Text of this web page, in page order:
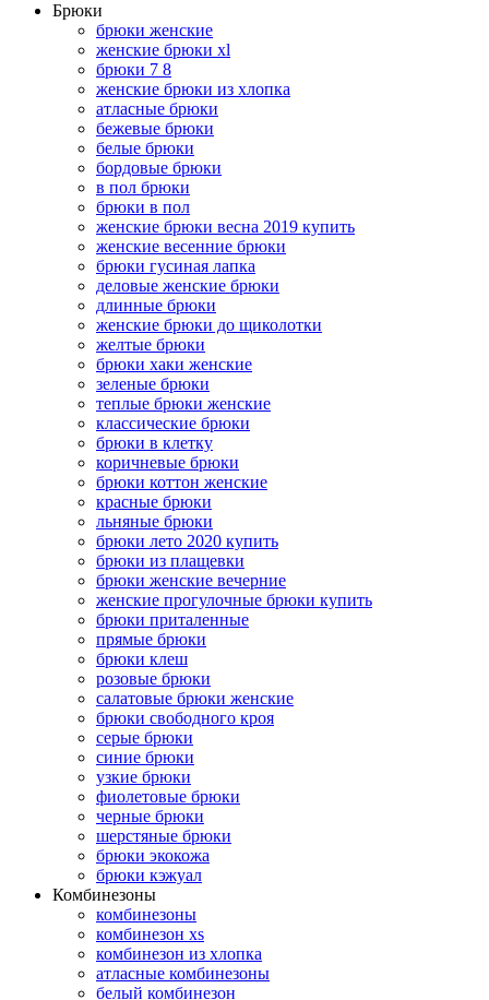
Брюки
брюки женские
женские брюки xl
брюки 7 8
женские брюки из хлопка
атласные брюки
бежевые брюки
белые брюки
бордовые брюки
в пол брюки
брюки в пол
женские брюки весна 2019 купить
женские весенние брюки
брюки гусиная лапка
деловые женские брюки
длинные брюки
женские брюки до щиколотки
желтые брюки
брюки хаки женские
зеленые брюки
теплые брюки женские
классические брюки
брюки в клетку
коричневые брюки
брюки коттон женские
красные брюки
льняные брюки
брюки лето 2020 купить
брюки из плащевки
брюки женские вечерние
женские прогулочные брюки купить
брюки приталенные
прямые брюки
брюки клеш
розовые брюки
салатовые брюки женские
брюки свободного кроя
серые брюки
синие брюки
узкие брюки
фиолетовые брюки
черные брюки
шерстяные брюки
брюки экокожа
брюки кэжуал
Комбинезоны
комбинезоны
комбинезон xs
комбинезон из хлопка
атласные комбинезоны
белый комбинезон